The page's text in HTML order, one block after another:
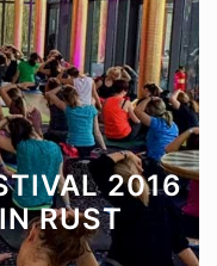
2016
RUST